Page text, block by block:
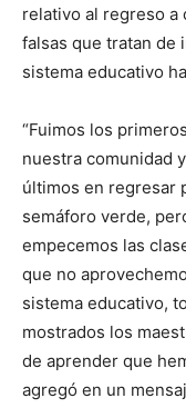
relativo al regreso a
falsas que tratan de
sistema educativo
“Fuimos los
nuestra comunidad
últimos en regresar
semáforo verde,
empecemos las
que no
sistema educativo,
mostrados los
de aprender que
agregó en un